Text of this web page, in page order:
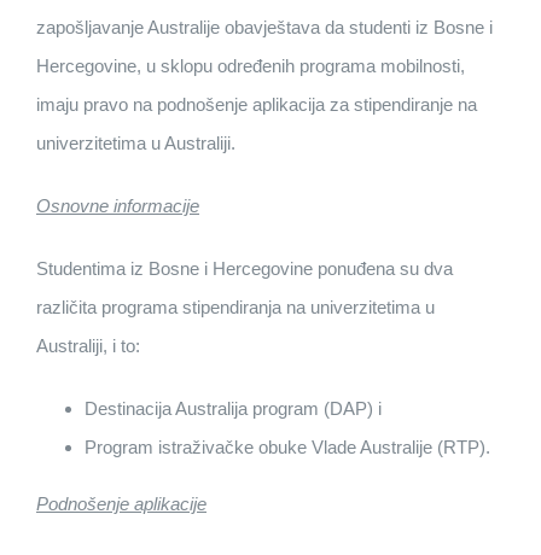
zapošljavanje Australije obavještava da studenti iz Bosne i
Hercegovine, u sklopu određenih programa mobilnosti,
imaju pravo na podnošenje aplikacija za stipendiranje na
univerzitetima u Australiji.
Osnovne informacije
Studentima iz Bosne i Hercegovine ponuđena su dva
različita programa stipendiranja na univerzitetima u
Australiji, i to:
Destinacija Australija program (DAP) i
Program istraživačke obuke Vlade Australije (RTP).
Podnošenje aplikacije